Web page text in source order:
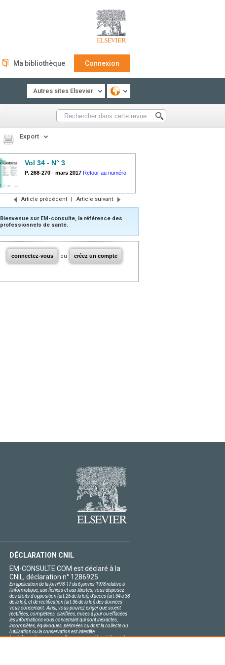
Ma bibliothèque Connexion
Autres sites Elsevier
Export
Vol 34 - N° 3
P. 268-270 - mars 2017 Retour au numéro
Article précédent | Article suivant
Bienvenue sur EM-consulte, la référence des
professionnels de santé.
connectez-vous ou créez un compte
DÉCLARATION CNIL
EM-CONSULTE.COM est déclaré à la
CNIL, déclaration n° 1286925.
En application de la loi nº78-17 du 6 janvier 1978 relative à
l'informatique, aux fichiers et aux libertés, vous disposez
des droits d'opposition (art.26 de la loi), d'accès (art.34 à 38
de la loi), et de rectification (art.36 de la loi) des données
vous concernant. Ainsi, vous pouvez exiger que soient
rectifiées, complétées, clarifiées, mises à jour ou effacées
les informations vous concernant qui sont inexactes,
incomplètes, équivoques, périmées ou dont la collecte ou
l'utilisation ou la conservation est interdite.
Les informations personnelles concernant les visiteurs de